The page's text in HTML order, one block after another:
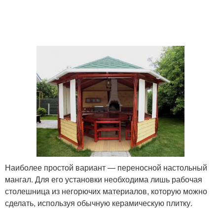
Наиболее простой вариант — переносной настольный
мангал. Для его установки необходима лишь рабочая
столешница из негорючих материалов, которую можно
сделать, используя обычную керамическую плитку.